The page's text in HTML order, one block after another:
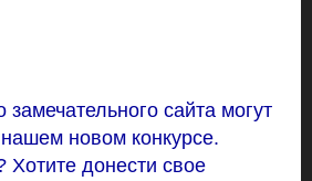
сайта могут
новом конкурсе.
Хотите донести свое